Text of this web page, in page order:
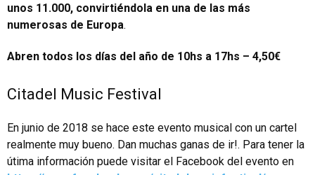
unos 11.000, convirtiéndola en una de las más
numerosas de Europa.
Abren todos los días del año de 10hs a 17hs – 4,50€
Citadel Music Festival
En junio de 2018 se hace este evento musical con un cartel
realmente muy bueno. Dan muchas ganas de ir!. Para tener la
útima información puede visitar el Facebook del evento en